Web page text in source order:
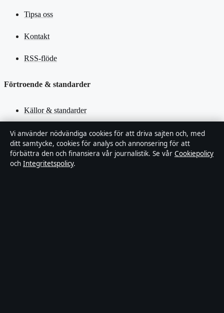
Tipsa oss
Kontakt
RSS-flöde
Förtroende & standarder
Källor & standarder
Redaktionell policy
Rättelsepolicy
Vi använder nödvändiga cookies för att driva sajten och, med
ditt samtycke, cookies för analys och annonsering för att
förbättra den och finansiera vår journalistik. Se vår Cookiepolicy
och Integritetspolicy.